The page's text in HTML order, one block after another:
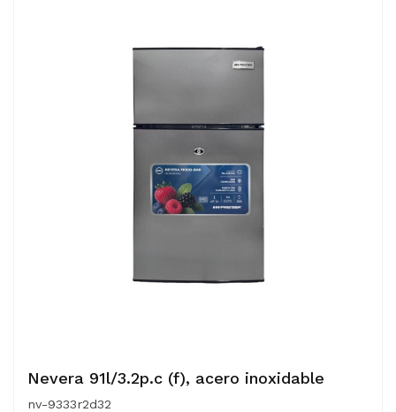
Nevera 91l/3.2p.c (f), acero inoxidable
nv-9333r2d32